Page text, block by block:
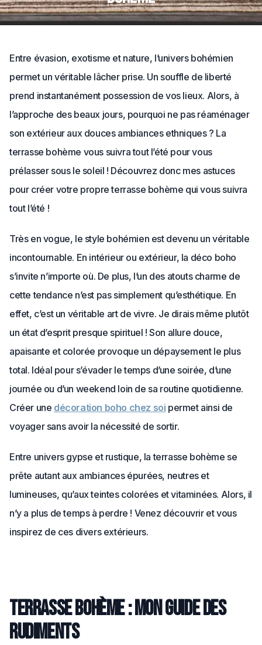
Entre évasion, exotisme et nature, l’univers bohémien
permet un véritable lâcher prise. Un souffle de liberté
prend instantanément possession de vos lieux. Alors, à
l’approche des beaux jours, pourquoi ne pas réaménager
son extérieur aux douces ambiances ethniques ? La
terrasse bohème vous suivra tout l’été pour vous
prélasser sous le soleil ! Découvrez donc mes astuces
pour créer votre propre terrasse bohème qui vous suivra
tout l’été !
Très en vogue, le style bohémien est devenu un véritable
incontournable. En intérieur ou extérieur, la déco boho
s’invite n’importe où. De plus, l’un des atouts charme de
cette tendance n’est pas simplement qu’esthétique. En
effet, c’est un véritable art de vivre. Je dirais même plutôt
un état d’esprit presque spirituel ! Son allure douce,
apaisante et colorée provoque un dépaysement le plus
total. Idéal pour s’évader le temps d’une soirée, d’une
journée ou d’un weekend loin de sa routine quotidienne.
Créer une décoration boho chez soi permet ainsi de
voyager sans avoir la nécessité de sortir.
Entre univers gypse et rustique, la terrasse bohème se
prête autant aux ambiances épurées, neutres et
lumineuses, qu’aux teintes colorées et vitaminées. Alors, il
n’y a plus de temps à perdre ! Venez découvrir et vous
inspirez de ces divers extérieurs.
Terrasse bohème : mon guide des
rudiments